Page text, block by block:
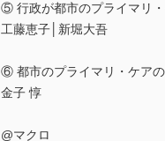
⑤ 行政が都市のプライマリ
工藤恵子│新堀大吾
⑥ 都市のプライマリ・ケア
金子 惇
@マクロ